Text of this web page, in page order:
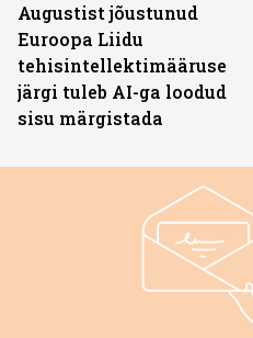
Augustist jõustunud
Euroopa Liidu
tehisintellektimääruse
järgi tuleb AI-ga loodud
sisu märgistada